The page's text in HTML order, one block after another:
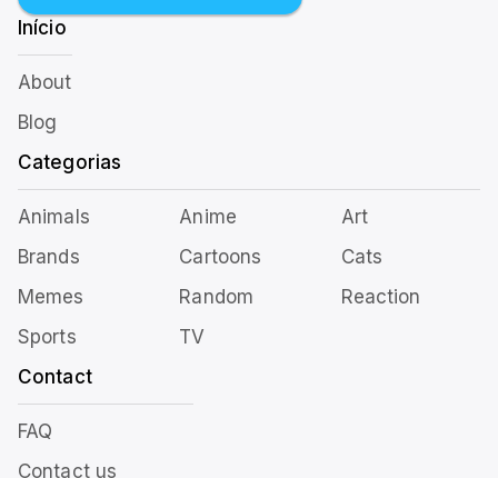
Início
About
Blog
Categorias
Animals Anime
Art
Brands
Cartoons
Cats
Memes
Random
Reaction
Sports
TV
Contact
FAQ
Contact us